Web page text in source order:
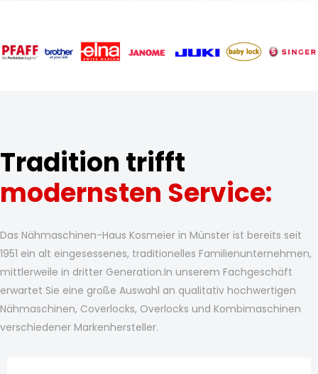
Tradition trifft
modernsten Service:
Das Nähmaschinen-Haus Kosmeier in Münster ist bereits seit
1951 ein alt eingesessenes, traditionelles Familienunternehmen,
mittlerweile in dritter Generation.In unserem Fachgeschäft
erwartet Sie eine große Auswahl an qualitativ hochwertigen
Nähmaschinen, Coverlocks, Overlocks und Kombimaschinen
verschiedener Markenhersteller.